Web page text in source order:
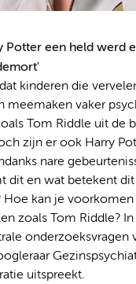
Potter een held werd
kinderen die
meemaken vaker
Tom Riddle uit de
zijn er ook Harry
nare
dit en wat betekent
Hoe kan je
zoals Tom Riddle?
onderzoeksvragen
uitspreekt.